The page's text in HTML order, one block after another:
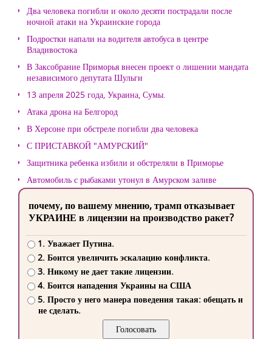
Два человека погибли и около десяти пострадали после
ночной атаки на Украинские города
Подростки напали на водителя автобуса в центре
Владивостока
В Заксобрание Приморья внесен проект о лишении мандата
независимого депутата Шульги
13 апреля 2025 года, Украина, Сумы.
Атака дрона на Белгород
В Херсоне при обстреле погибли два человека
С ПРИСТАВКОЙ "АМУРСКИЙ"
Защитника ребенка избили и обстреляли в Приморье
Автомобиль с рыбаками утонул в Амурском заливе
почему, по вашему мнению, трамп отказывает
УКРАИНЕ в лицензии на производство ракет?
1. Уважает Путина.
2. Боится увеличить эскалацию конфликта.
3. Никому не дает такие лицензии.
4. Боится нападения Украины на США
5. Просто у него манера поведения такая: обещать и
не сделать.